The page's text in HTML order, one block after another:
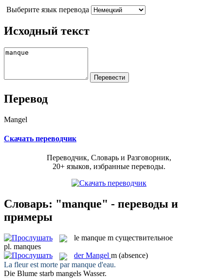
Выберите язык перевода
Исходный текст
Перевод
Mangel
Скачать переводчик
Переводчик, Словарь и Разговорник,
20+ языков, избранные переводы.
Словарь: "manque" - переводы и
примеры
le manque m существительное
pl. manques
derMangel m (absence)
La fleur est morte parmanque d'eau.
Die Blume starb mangels Wasser.